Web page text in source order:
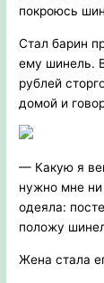
покроюсь
Стал барин
ему шинель.
рублей
домой и
— Какую я
нужно мне
одеяла:
положу
Жена стала